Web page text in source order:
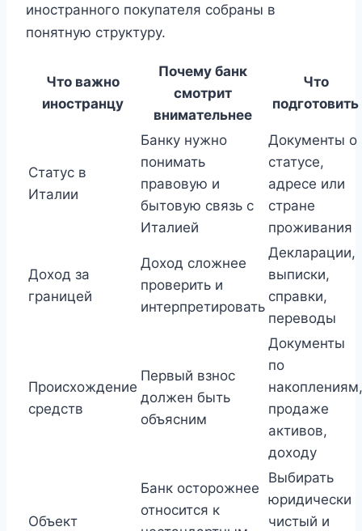
иностранного покупателя собраны в
понятную структуру.
Что важно
иностранцу
Почему банк
смотрит
внимательнее
Что
подготовить
Статус в
Италии
Банку нужно
понимать
правовую и
бытовую связь с
Италией
Документы о
статусе,
адресе или
стране
проживания
Доход за
границей
Доход сложнее
проверить и
интерпретировать
Декларации,
выписки,
справки,
переводы
Происхождение
средств
Первый взнос
должен быть
объясним
Документы
по
накоплениям,
продаже
активов,
доходу
Объект
Банк осторожнее
относится к
Выбирать
юридически
чистый и